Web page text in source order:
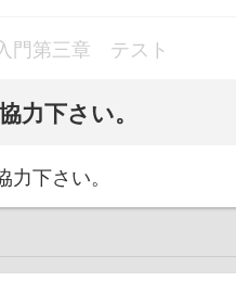
門第三章 テスト
力下さい。
下さい。